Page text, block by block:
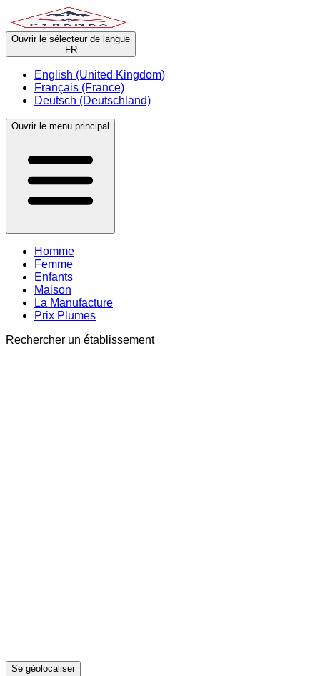
Ouvrir le sélecteur de langue
FR
English (United Kingdom)
Français (France)
Deutsch (Deutschland)
Ouvrir le menu principal
Homme
Femme
Enfants
Maison
La Manufacture
Prix Plumes
Rechercher un établissement
Se géolocaliser